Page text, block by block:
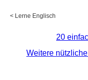
< Lerne Englisch
20
Weitere